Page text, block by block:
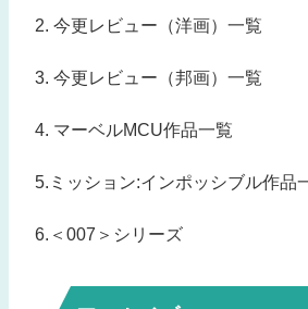
2. 今更レビュー（洋画）一覧
3. 今更レビュー（邦画）一覧
4. マーベルMCU作品一覧
5.ミッション:インポッシブル作品
6.＜007＞シリーズ